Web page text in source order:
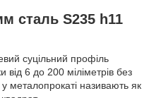
сталь S235 h11
суцільний профіль
від 6 до 200 міліметрів без
металопрокаті називають як